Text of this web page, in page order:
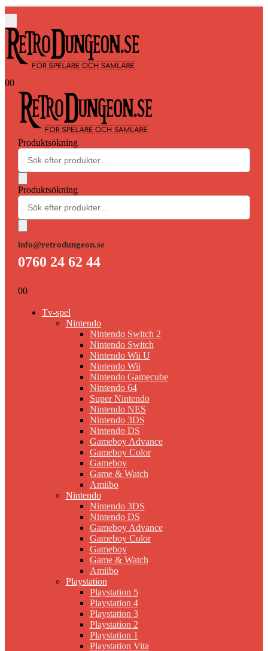
00
Produktsökning
Produktsökning
info@retrodungeon.se
0760 24 62 44
00
Tv-spel
Nintendo
Nintendo Switch 2
Nintendo Switch
Nintendo Wii U
Nintendo Wii
Nintendo Gamecube
Nintendo 64
Super Nintendo
Nintendo NES
Nintendo 3DS
Nintendo DS
Gameboy Advance
Gameboy Color
Gameboy
Game & Watch
Amiibo
Nintendo
Nintendo 3DS
Nintendo DS
Gameboy Advance
Gameboy Color
Gameboy
Game & Watch
Amiibo
Playstation
Playstation 5
Playstation 4
Playstation 3
Playstation 2
Playstation 1
Playstation Vita